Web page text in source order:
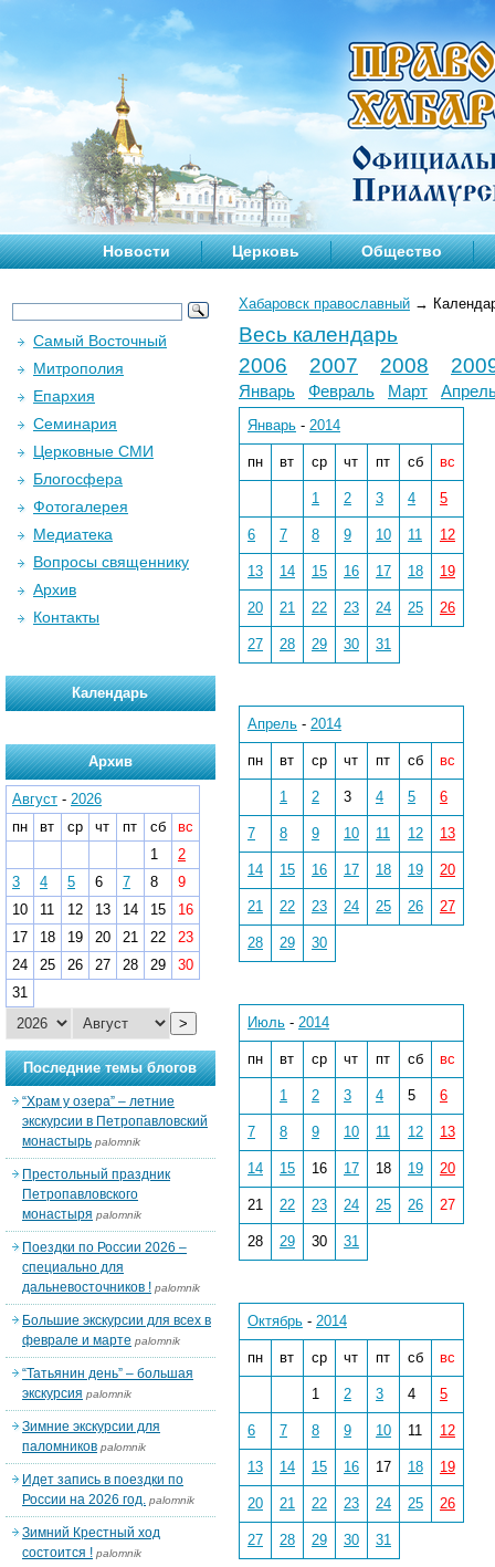
Новости Церковь Общество
Хабаровск православный →
Весь календарь
2006
2007 2008
Январь Февраль Март
Январь - 2014
пн вт ср чт пт сб вс
1 2 3 4 5
6 7 8 9 10 11 12
13 14 15 16 17 18 19
20 21 22 23 24 25 26
27 28 29 30 31
Апрель - 2014
пн вт ср чт пт сб вс
1 2 3 4 5 6
7 8 9 10 11 12 13
14 15 16 17 18 19 20
21 22 23 24 25 26 27
28 29 30
Июль - 2014
пн вт ср чт пт сб вс
1 2 3 4 5 6
7 8 9 10 11 12 13
14 15 16 17 18 19 20
21 22 23 24 25 26 27
28 29 30 31
Октябрь - 2014
пн вт ср чт пт сб вс
1 2 3 4 5
6 7 8 9 10 11 12
13 14 15 16 17 18 19
20 21 22 23 24 25 26
27 28 29 30 31
Самый Восточный
Митрополия
Епархия
Семинария
Церковные СМИ
Блогосфера
Фотогалерея
Медиатека
Вопросы священнику
Архив
Контакты
Календарь
Архив
Август - 2026
пн
вт ср чт пт сб
вс
1
2
3
4 5 6 7 8
9
10
11 12 13 14 15
16
17
18 19 20 21 22
23
24
25 26 27 28 29
30
31
>
Последние темы блогов
“Храм у озера” – летние
экскурсии в Петропавловский
монастырь palomnik
Престольный праздник
Петропавловского
монастыря palomnik
Поездки по России 2026 –
специально для
дальневосточников ! palomnik
Большие экскурсии для всех в
феврале и марте palomnik
“Татьянин день” – большая
экскурсия palomnik
Зимние экскурсии для
паломников palomnik
Идет запись в поездки по
России на 2026 год. palomnik
Зимний Крестный ход
состоится ! palomnik